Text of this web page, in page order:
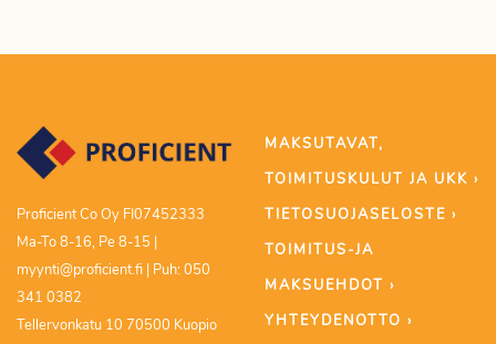
Proficient Co Oy FI07452333
Ma-To 8-16, Pe 8-15 |
myynti@proficient.fi | Puh: 050
341 0382
Tellervonkatu 10 70500 Kuopio
MAKSUTAVAT,
TOIMITUSKULUT JA UKK ›
TIETOSUOJASELOSTE ›
TOIMITUS-JA
MAKSUEHDOT ›
YHTEYDENOTTO ›